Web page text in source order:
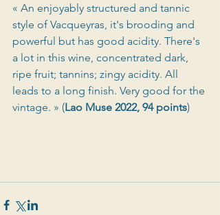
« An enjoyably structured and tannic
style of Vacqueyras, it's brooding and
powerful but has good acidity. There's
a lot in this wine, concentrated dark,
ripe fruit; tannins; zingy acidity. All
leads to a long finish. Very good for the
vintage. » (Lao Muse 2022, 94 points)